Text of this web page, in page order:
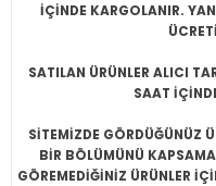
İÇİNDE KARGOLANIR.
SATILAN ÜRÜNLER ALICI
SAAT
SİTEMİZDE GÖRDÜĞÜNÜZ
BİR BÖLÜMÜNÜ
GÖREMEDİĞİNİZ ÜRÜNLER